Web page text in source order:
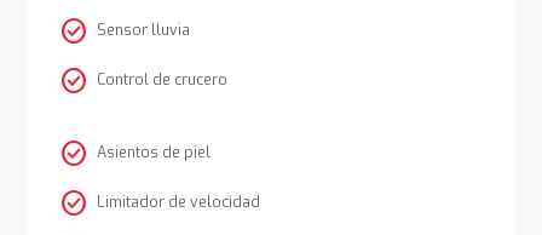
check_circle Sensor lluvia
check_circle Control de crucero
check_circle Asientos de piel
check_circle Limitador de velocidad